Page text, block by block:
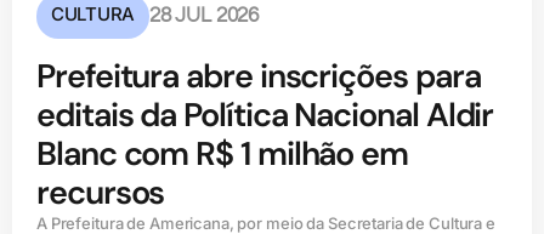
CULTURA 28 JUL 2026
Prefeitura abre inscrições para
editais da Política Nacional Aldir
Blanc com R$ 1 milhão em
recursos
A Prefeitura de Americana, por meio da Secretaria de Cultura e